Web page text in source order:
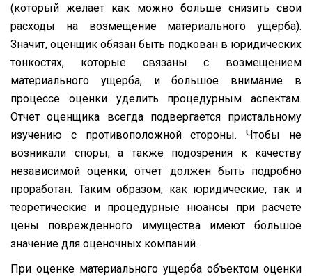
(который желает как можно больше снизить свои
расходы на возмещение материального ущерба).
Значит, оценщик обязан быть подкован в юридических
тонкостях, которые связаны с возмещением
материального ущерба, и большое внимание в
процессе оценки уделить процедурным аспектам.
Отчет оценщика всегда подвергается пристальному
изучению с противоположной стороны. Чтобы не
возникали споры, а также подозрения к качеству
независимой оценки, отчет должен быть подробно
проработан. Таким образом, как юридические, так и
теоретические и процедурные нюансы при расчете
цены поврежденного имущества имеют большое
значение для оценочных компаний.
При оценке материального ущерба объектом оценки